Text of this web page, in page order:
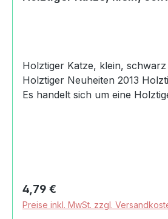
Holztiger Katze, klein,
Holztiger Neuheiten 2013 Holztiger Bauernhof
Es handelt sich um eine
1.9 cmHöhe: 7.5 cmGewicht mit
kgAltersempfehlung36
MonateMachart/StilHolztiger
Regulärer Preis:
4,79 €
Preise inkl. MwSt. zzgl.